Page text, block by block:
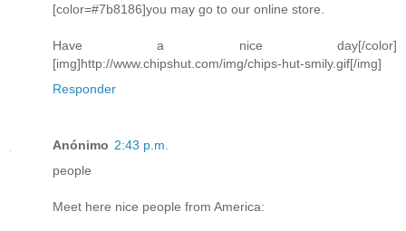
[color=#7b8186]you may go to our online store.
Have a nice day[/color]
[img]http://www.chipshut.com/img/chips-hut-smily.gif[/img]
Responder
Anónimo 2:43 p.m.
people
Meet here nice people from America: